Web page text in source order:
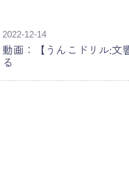
2022-12-14
動画：【うんこドリル:
る